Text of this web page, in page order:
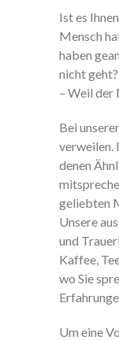
Ist es
Mensch
haben
nicht geht?
– Weil der
Bei
verweilen.
denen
geliebten
Unsere
und
Kaffee,
wo Sie
Um eine